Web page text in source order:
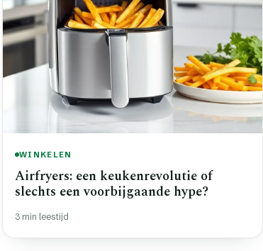
WINKELEN
Airfryers: een keukenrevolutie of
slechts een voorbijgaande hype?
3 min leestijd